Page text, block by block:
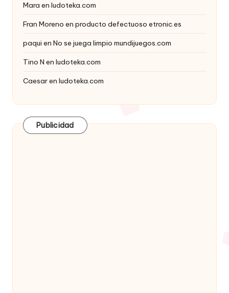
Mara en ludoteka.com
Fran Moreno en producto defectuoso etronic.es
paqui en No se juega limpio mundijuegos.com
Tino N en ludoteka.com
Caesaren ludoteka.com
Publicidad